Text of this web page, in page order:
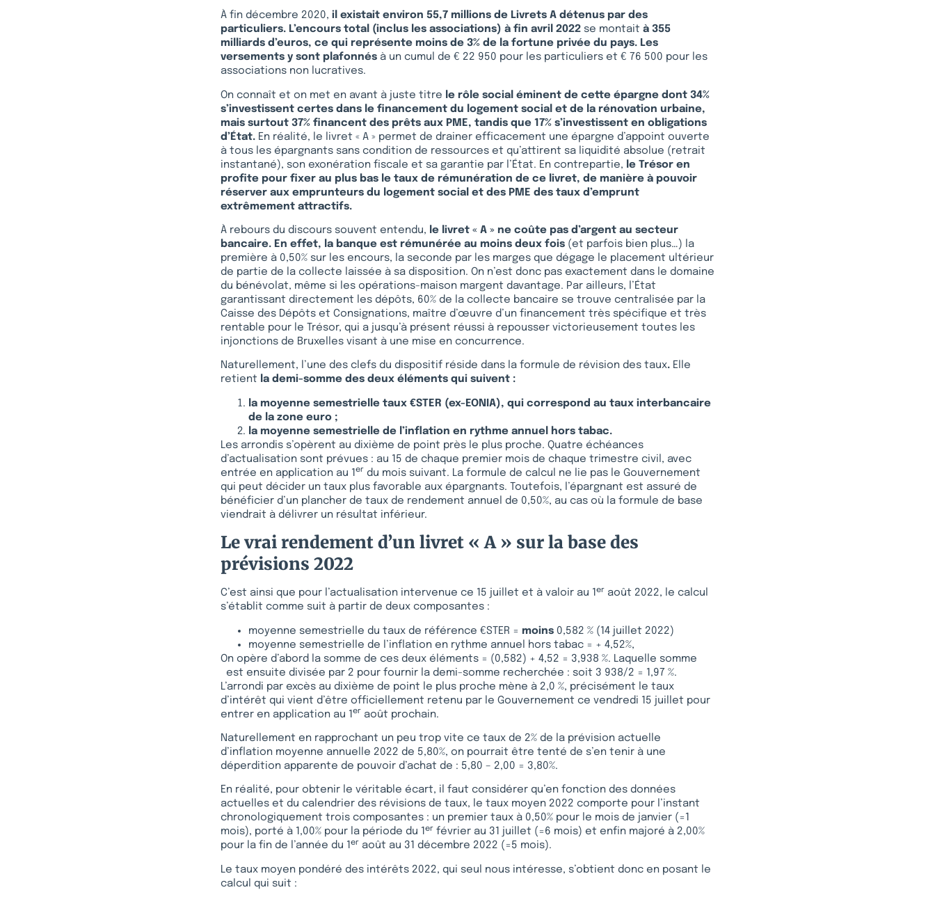
À fin décembre 2020, il existait environ 55,7 millions de Livrets A détenus par des
particuliers. L’encours total (inclus les associations) à fin avril 2022 se montait à 355
milliards d’euros, ce qui représente moins de 3% de la fortune privée du pays. Les
versements y sont plafonnés à un cumul de € 22 950 pour les particuliers et € 76 500 pour les
associations non lucratives.
On connaît et on met en avant à juste titre le rôle social éminent de cette épargne dont 34%
s’investissent certes dans le financement du logement social et de la rénovation urbaine,
mais surtout 37% financent des prêts aux PME, tandis que 17% s’investissent en obligations
d’État. En réalité, le livret « A » permet de drainer efficacement une épargne d’appoint ouverte
à tous les épargnants sans condition de ressources et qu’attirent sa liquidité absolue (retrait
instantané), son exonération fiscale et sa garantie par l’État. En contrepartie, le Trésor en
profite pour fixer au plus bas le taux de rémunération de ce livret, de manière à pouvoir
réserver aux emprunteurs du logement social et des PME des taux d’emprunt
extrêmement attractifs.
À rebours du discours souvent entendu, le livret « A » ne coûte pas d’argent au secteur
bancaire. En effet, la banque est rémunérée au moins deux fois (et parfois bien plus…) la
première à 0,50% sur les encours, la seconde par les marges que dégage le placement ultérieur
de partie de la collecte laissée à sa disposition. On n’est donc pas exactement dans le domaine
du bénévolat, même si les opérations-maison margent davantage. Par ailleurs, l’État
garantissant directement les dépôts, 60% de la collecte bancaire se trouve centralisée par la
Caisse des Dépôts et Consignations, maître d’œuvre d’un financement très spécifique et très
rentable pour le Trésor, qui a jusqu’à présent réussi à repousser victorieusement toutes les
injonctions de Bruxelles visant à une mise en concurrence.
Naturellement, l’une des clefs du dispositif réside dans la formule de révision des taux. Elle
retient la demi-somme des deux éléments qui suivent :
la moyenne semestrielle taux €STER (ex-EONIA), qui correspond au taux interbancaire
de la zone euro ;
la moyenne semestrielle de l’inflation en rythme annuel hors tabac.
Les arrondis s’opèrent au dixième de point près le plus proche. Quatre échéances
d’actualisation sont prévues : au 15 de chaque premier mois de chaque trimestre civil, avec
entrée en application au 1 er du mois suivant. La formule de calcul ne lie pas le Gouvernement
qui peut décider un taux plus favorable aux épargnants. Toutefois, l’épargnant est assuré de
bénéficier d’un plancher de taux de rendement annuel de 0,50%, au cas où la formule de base
viendrait à délivrer un résultat inférieur.
Le vrai rendement d’un livret « A » sur la base des
prévisions 2022
C’est ainsi que pour l’actualisation intervenue ce 15 juillet et à valoir au 1er août 2022, le calcul
s’établit comme suit à partir de deux composantes :
moyenne semestrielle du taux de référence €STER = moins 0,582 % (14 juillet 2022)
moyenne semestrielle de l’inflation en rythme annuel hors tabac = + 4,52%,
On opère d’abord la somme de ces deux éléments = (0,582) + 4,52 = 3,938 %. Laquelle somme
est ensuite divisée par 2 pour fournir la demi-somme recherchée : soit 3 938/2 = 1,97 %.
L’arrondi par excès au dixième de point le plus proche mène à 2,0 %, précisément le taux
d’intérêt qui vient d’être officiellement retenu par le Gouvernement ce vendredi 15 juillet pour
entrer en application au 1 er août prochain.
Naturellement en rapprochant un peu trop vite ce taux de 2% de la prévision actuelle
d’inflation moyenne annuelle 2022 de 5,80%, on pourrait être tenté de s’en tenir à une
déperdition apparente de pouvoir d’achat de : 5,80 – 2,00 = 3,80%.
En réalité, pour obtenir le véritable écart, il faut considérer qu’en fonction des données
actuelles et du calendrier des révisions de taux, le taux moyen 2022 comporte pour l’instant
chronologiquement trois composantes : un premier taux à 0,50% pour le mois de janvier (=1
mois), porté à 1,00% pour la période du 1er février au 31 juillet (=6 mois) et enfin majoré à 2,00%
pour la fin de l’année du 1er août au 31 décembre 2022 (=5 mois).
Le taux moyen pondéré des intérêts 2022, qui seul nous intéresse, s’obtient donc en posant le
calcul qui suit :